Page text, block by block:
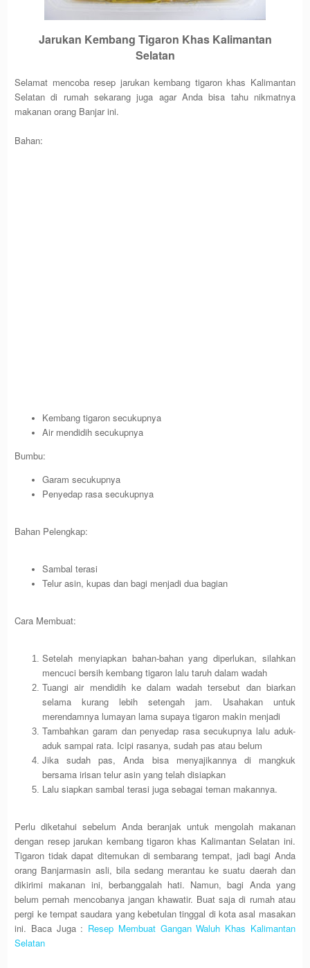
Jarukan Kembang Tigaron Khas Kalimantan
Selatan
Selamat mencoba resep jarukan kembang tigaron khas Kalimantan
Selatan di rumah sekarang juga agar Anda bisa tahu nikmatnya
makanan orang Banjar ini.
Bahan:
Kembang tigaron secukupnya
Air mendidih secukupnya
Bumbu:
Garam secukupnya
Penyedap rasa secukupnya
Bahan Pelengkap:
Sambal terasi
Telur asin, kupas dan bagi menjadi dua bagian
Cara Membuat:
Setelah menyiapkan bahan-bahan yang diperlukan, silahkan
mencuci bersih kembang tigaron lalu taruh dalam wadah
Tuangi air mendidih ke dalam wadah tersebut dan biarkan
selama kurang lebih setengah jam. Usahakan untuk
merendamnya lumayan lama supaya tigaron makin menjadi
Tambahkan garam dan penyedap rasa secukupnya lalu aduk-
aduk sampai rata. Icipi rasanya, sudah pas atau belum
Jika sudah pas, Anda bisa menyajikannya di mangkuk
bersama irisan telur asin yang telah disiapkan
Lalu siapkan sambal terasi juga sebagai teman makannya.
Perlu diketahui sebelum Anda beranjak untuk mengolah makanan
dengan resep jarukan kembang tigaron khas Kalimantan Selatan ini.
Tigaron tidak dapat ditemukan di sembarang tempat, jadi bagi Anda
orang Banjarmasin asli, bila sedang merantau ke suatu daerah dan
dikirimi makanan ini, berbanggalah hati. Namun, bagi Anda yang
belum pernah mencobanya jangan khawatir. Buat saja di rumah atau
pergi ke tempat saudara yang kebetulan tinggal di kota asal masakan
ini. Baca Juga : Resep Membuat Gangan Waluh Khas Kalimantan
Selatan